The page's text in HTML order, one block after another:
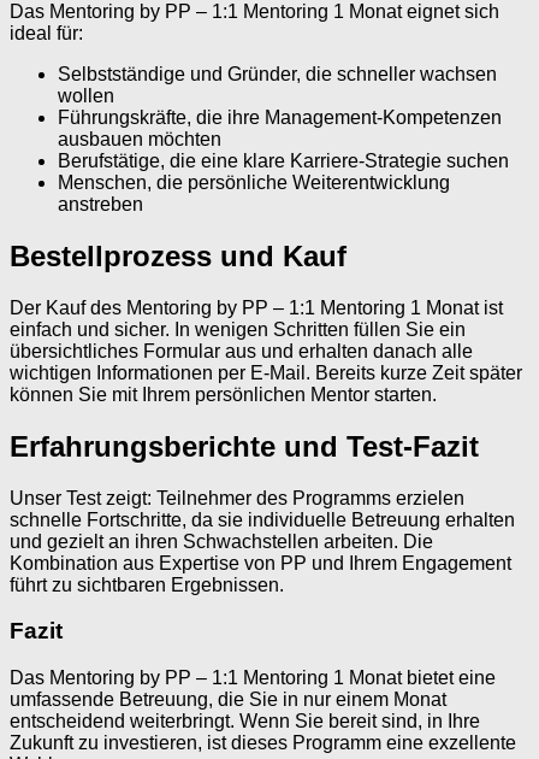
Das Mentoring by PP – 1:1 Mentoring 1 Monat eignet sich
ideal für:
Selbstständige und Gründer, die schneller wachsen
wollen
Führungskräfte, die ihre Management-Kompetenzen
ausbauen möchten
Berufstätige, die eine klare Karriere-Strategie suchen
Menschen, die persönliche Weiterentwicklung
anstreben
Bestellprozess und Kauf
Der Kauf des Mentoring by PP – 1:1 Mentoring 1 Monat ist
einfach und sicher. In wenigen Schritten füllen Sie ein
übersichtliches Formular aus und erhalten danach alle
wichtigen Informationen per E-Mail. Bereits kurze Zeit später
können Sie mit Ihrem persönlichen Mentor starten.
Erfahrungsberichte und Test-Fazit
Unser Test zeigt: Teilnehmer des Programms erzielen
schnelle Fortschritte, da sie individuelle Betreuung erhalten
und gezielt an ihren Schwachstellen arbeiten. Die
Kombination aus Expertise von PP und Ihrem Engagement
führt zu sichtbaren Ergebnissen.
Fazit
Das Mentoring by PP – 1:1 Mentoring 1 Monat bietet eine
umfassende Betreuung, die Sie in nur einem Monat
entscheidend weiterbringt. Wenn Sie bereit sind, in Ihre
Zukunft zu investieren, ist dieses Programm eine exzellente